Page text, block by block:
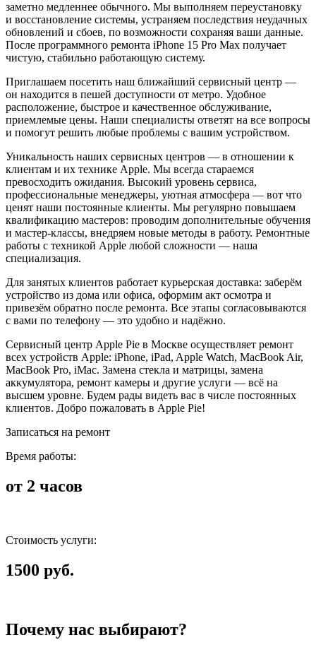
заметно медленнее обычного. Мы выполняем переустановку
и восстановление системы, устраняем последствия неудачных
обновлений и сбоев, по возможности сохраняя ваши данные.
После программного ремонта iPhone 15 Pro Max получает
чистую, стабильно работающую систему.
Приглашаем посетить наш ближайший сервисный центр —
он находится в пешей доступности от метро. Удобное
расположение, быстрое и качественное обслуживание,
приемлемые цены. Наши специалисты ответят на все вопросы
и помогут решить любые проблемы с вашим устройством.
Уникальность наших сервисных центров — в отношении к
клиентам и их технике Apple. Мы всегда стараемся
превосходить ожидания. Высокий уровень сервиса,
профессиональные менеджеры, уютная атмосфера — вот что
ценят наши постоянные клиенты. Мы регулярно повышаем
квалификацию мастеров: проводим дополнительные обучения
и мастер-классы, внедряем новые методы в работу. Ремонтные
работы с техникой Apple любой сложности — наша
специализация.
Для занятых клиентов работает курьерская доставка: заберём
устройство из дома или офиса, оформим акт осмотра и
привезём обратно после ремонта. Все этапы согласовываются
с вами по телефону — это удобно и надёжно.
Сервисный центр Apple Pie в Москве осуществляет ремонт
всех устройств Apple: iPhone, iPad, Apple Watch, MacBook Air,
MacBook Pro, iMac. Замена стекла и матрицы, замена
аккумулятора, ремонт камеры и другие услуги — всё на
высшем уровне. Будем рады видеть вас в числе постоянных
клиентов. Добро пожаловать в Apple Pie!
Записаться на ремонт
Время работы:
от 2 часов
Стоимость услуги:
1500 руб.
Почему нас выбирают?